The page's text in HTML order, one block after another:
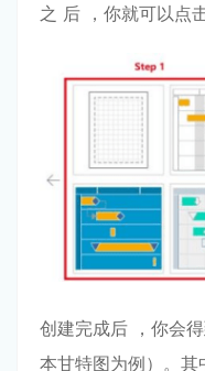
之 后 ，你就可以点
创建完成后 ，你会
本⽢特图为例）。其